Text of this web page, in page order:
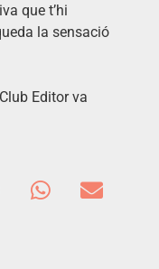
que t’hi
la sensació
Editor va